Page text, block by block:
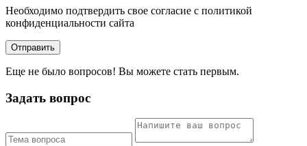
Необходимо подтвердить свое согласие с политикой
конфиденциальности сайта
Отправить
Еще не было вопросов! Вы можете стать первым.
Задать вопрос